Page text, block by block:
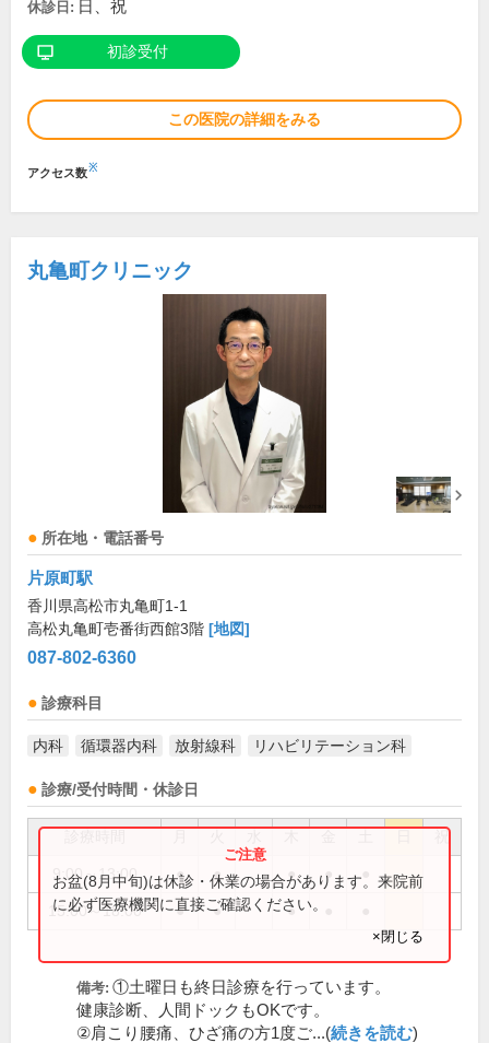
休診日: 日、祝
初診受付
この医院の詳細をみる
アクセス数※
丸亀町クリニック
所在地・電話番号
片原町駅
香川県高松市丸亀町1-1
高松丸亀町壱番街西館3階 [地図]
087-802-6360
診療科目
内科 循環器内科 放射線科 リハビリテーション科
診療/受付時間・休診日
祝
9:00～13:00 ● ● ● ●
15:00～18:00 ● ● ●
お盆(8月中旬)は休診・休業の場合があります。来院前
に必ず医療機関に直接ご確認ください。
×閉じる
備考: ①土曜日も終日診療を行っています。
健康診断、人間ドックもOKです。
②肩こり腰痛、ひざ痛の方1度ご...(続きを読む)